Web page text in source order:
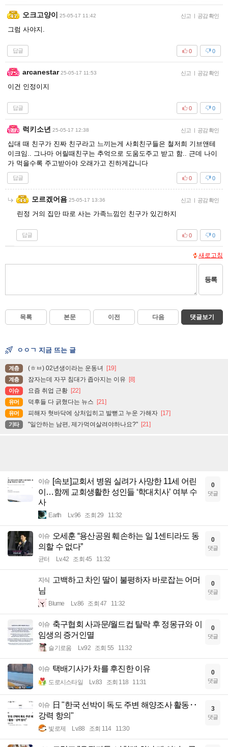
오크고양이 25-05-17 11:42 신고 | 공감 확인
그럼 사야지.
답글 0
0
arcanestar 25-05-17 11:53 신고 | 공감 확인
이건 인정이지
답글 0
0
럭키소년 25-05-17 12:38 신고 | 공감 확인
십대 때 친구가 진짜 친구라고 느끼는게 사회친구들은 철저희 기브앤테
이크임.. 그나마 어릴때친구는 추억으로 도움도주고 받고 함.. 근데 나이
가 먹을수록 주고받아야 오래가고 진하게갑니다
답글 0
0
모르겠어욤 25-05-17 13:36 신고 | 공감 확인
린정 거의 집만 따로 사는 가족느낌인 친구가 있긴하지
답글 0
0
새로고침
등록
목록 본문 이전 다음 댓글보기
ㅇㅇㄱ 지금 뜨는 글
계층 (ㅎㅂ) 02년생이라는 운동녀 [19]
계층 잠자는데 자꾸 침대가 좁아지는 이유 [8]
이슈 요즘 취업 근황 [22]
유머 덕후들 다 긁혔다는 뉴스 [21]
유머 피해자 혓바닥에 상처입히고 발뻗고 누운 가해자 [17]
기타 "일안하는 남편, 제가먹여살려야하나요?" [21]
이슈 [속보]교회서 병원 실려가 사망한 11세 어린
이…함께 교회생활한 성인들 ‘학대치사’ 여부 수
사
Earth Lv.96 조회 29 11:32
0
댓글
이슈 오세훈 “용산공원 훼손하는 일 1센티라도 동
의할 수 없다”
균터 Lv.42 조회 45 11:32
0
댓글
지식
고백하고 차인 딸이 불평하자 바로잡는 어머
님
Blume Lv.86 조회 47 11:32
0
댓글
이슈 축구협회 사과문/월드컵 탈락 후 정몽규와 이
임생의 증거인멸
슬기로움 Lv.92 조회 55 11:32
0
댓글
이슈 택배기사가 차를 후진한 이유
도로시스타일 Lv.83 조회 118 11:31
0
댓글
이슈
日 "한국 선박이 독도 주변 해양조사 활동‥
강력 항의"
빛로제 Lv.88 조회 114 11:30
3
댓글